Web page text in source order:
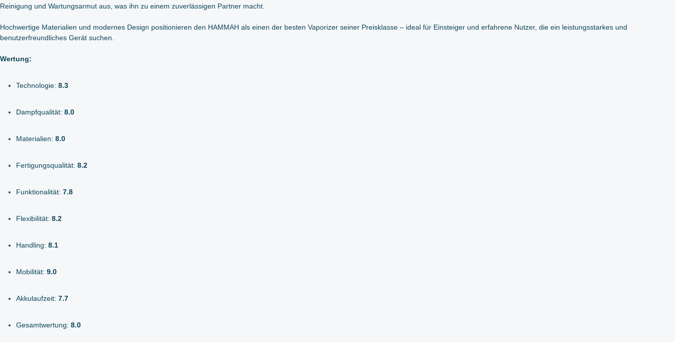
Reinigung und Wartungsarmut aus, was ihn zu einem zuverlässigen Partner macht.
Hochwertige Materialien und modernes Design positionieren den HAMMAH als einen der besten Vaporizer seiner Preisklasse – ideal für Einsteiger und erfahrene Nutzer, die ein leistungsstarkes und
benutzerfreundliches Gerät suchen.
Wertung:
Technologie: 8.3
Dampfqualität: 8.0
Materialien: 8.0
Fertigungsqualität: 8.2
Funktionalität: 7.8
Flexibilität: 8.2
Handling: 8.1
Mobilität: 9.0
Akkulaufzeit: 7.7
Gesamtwertung: 8.0